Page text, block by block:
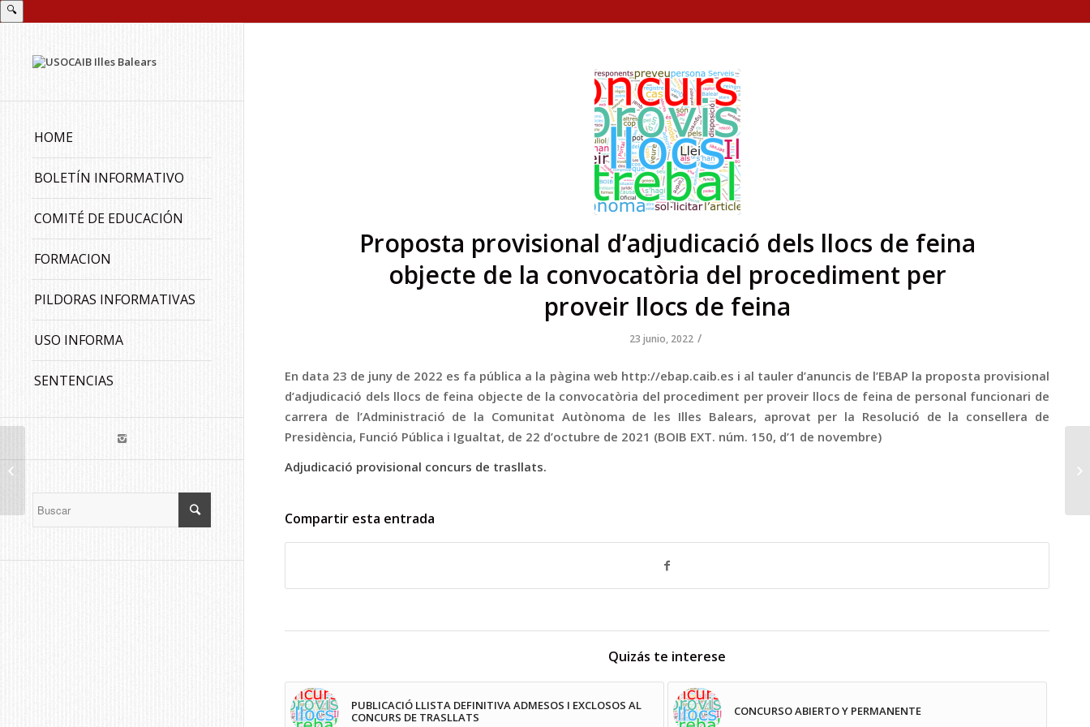
🔍
HOME
BOLETÍN INFORMATIVO
COMITÉ DE EDUCACIÓN
FORMACION
PILDORAS INFORMATIVAS
USO INFORMA
SENTENCIAS
Proposta provisional d’adjudicació dels llocs de feina
objecte de la convocatòria del procediment per
proveir llocs de feina
23 junio, 2022 /
En data 23 de juny de 2022 es fa pública a la pàgina web http://ebap.caib.es i al tauler d’anuncis de l’EBAP la proposta provisional
d’adjudicació dels llocs de feina objecte de la convocatòria del procediment per proveir llocs de feina de personal funcionari de
carrera de l’Administració de la Comunitat Autònoma de les Illes Balears, aprovat per la Resolució de la consellera de
Presidència, Funció Pública i Igualtat, de 22 d’octubre de 2021 (BOIB EXT. núm. 150, d’1 de novembre)
Adjudicació provisional concurs de trasllats.
Compartir esta entrada
Quizás te interese
PUBLICACIÓ LLISTA DEFINITIVA ADMESOS I EXCLOSOS AL
CONCURS DE TRASLLATS
CONCURSO ABIERTO Y PERMANENTE
RESUM DE MATERIES DE FUNCIÓ
PÚBLICA
DECRET LLEI...